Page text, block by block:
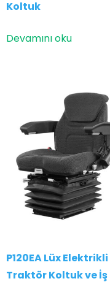
Koltuk
Devamını oku
P120EA Lüx Elektrikli
Traktör Koltuk ve İş